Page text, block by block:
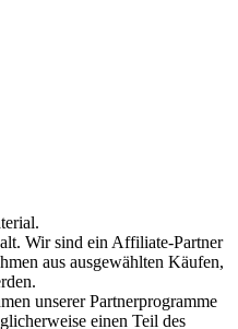
Wir sind ein Affiliate-Partner
aus ausgewählten Käufen,
unserer Partnerprogramme
einen Teil des